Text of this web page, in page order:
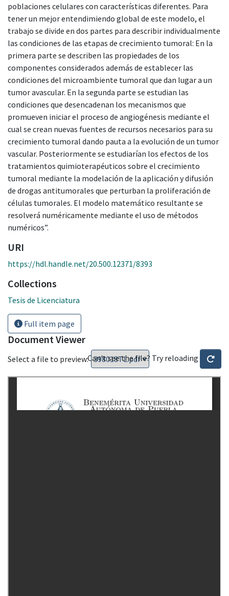
poblaciones celulares con características diferentes. Para
tener un mejor entendimiendo global de este modelo, el
trabajo se divide en dos partes para describir individualmente
las condiciones de las etapas de crecimiento tumoral: En la
primera parte se describen las propiedades de los
componentes considerados además de establecer las
condiciones del microambiente tumoral que dan lugar a un
tumor avascular. En la segunda parte se estudian las
condiciones que desencadenan los mecanismos que
promueven iniciar el proceso de angiogénesis mediante el
cual se crean nuevas fuentes de recursos necesarios para su
crecimiento tumoral dando pauta a la evolución de un tumor
vascular. Posteriormente se estudiarían los efectos de los
tratamientos quimioterapéuticos sobre el crecimiento
tumoral mediante la modelación de la aplicación y difusión
de drogas antitumorales que perturban la proliferación de
células tumorales. El modelo matemático resultante se
resolverá numéricamente mediante el uso de métodos
numéricos”.
URI
https://hdl.handle.net/20.500.12371/8393
Collections
Tesis de Licenciatura
Full item page
Document Viewer
Select a file to preview:Can't see the file? Try reloading